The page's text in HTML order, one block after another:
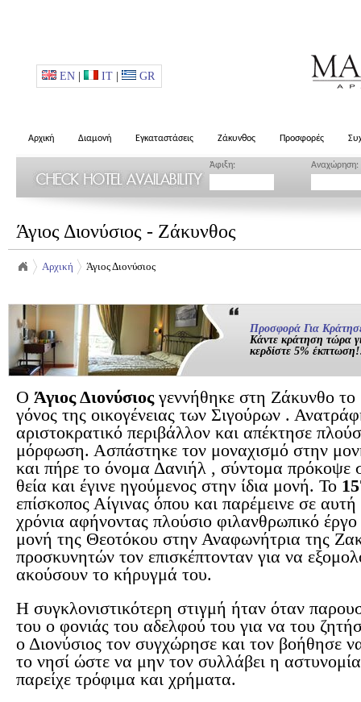
EN IT GR
Αρχική Διαμονή Εγκαταστάσεις Ζάκυνθος Προσφορές
Άφιξη: Αναχώρηση:
Άγιος Διονύσιος - Ζάκυνθος
Αρχική Άγιος Διονύσιος
Προσφορά Για
Κάντε κράτηση τώρα
κερδίστε 5%
Ο Άγιος Διονύσιοςγεννήθηκε στη Ζάκυνθο το
γόνος της οικογένειας των Σιγούρων .
αριστοκρατικό περιβάλλον και απέκτησε
μόρφωση. Ασπάστηκε τον μοναχισμό στην
και πήρε το όνομα Δανιήλ , σύντομα πρόκοψε
θεία και έγινε ηγούμενος στην ίδια μονή. Το
επίσκοπος Αίγινας όπου και παρέμεινε σε
χρόνια αφήνοντας πλούσιο φιλανθρωπικό
μονή της Θεοτόκου στην Αναφωνήτρια της
προσκυνητών τον επισκέπτονταν για να
ακούσουν το κήρυγμά του.
Η συγκλονιστικότερη στιγμή ήταν όταν
του ο φονιάς του αδελφού του για να του
ο Διονύσιος τον συγχώρησε και τον βοήθησε
το νησί ώστε να μην τον συλλάβει η
παρείχε τρόφιμα και χρήματα.